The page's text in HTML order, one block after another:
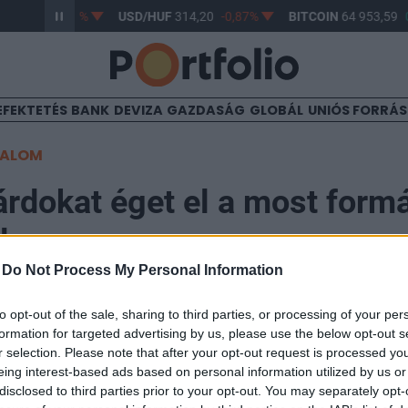
Do Not Process My Personal Information
opt-out of the sale, sharing to third parties, or processing of your
for targeted advertising by us, please use the below opt-out
selection. Please note that after your opt-out request is processed
interest-based ads based on personal information utilized by us
to third parties prior to your opt-out. You may separately
-0,61% USD/HUF 314,20 -0,87% BITCOIN64 953,59
BANK DEVIZA GAZDASÁG GLOBÁL UNIÓS
éget el a most
egy második hidegháború küszöbén áll, ami
hozhat az emberiség számára –